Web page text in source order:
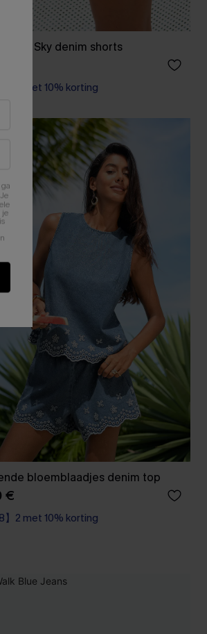
to Go Sky denim shorts
】2 met 10% korting
bloemblaadjes denim top
€
】2 met 10% korting
je